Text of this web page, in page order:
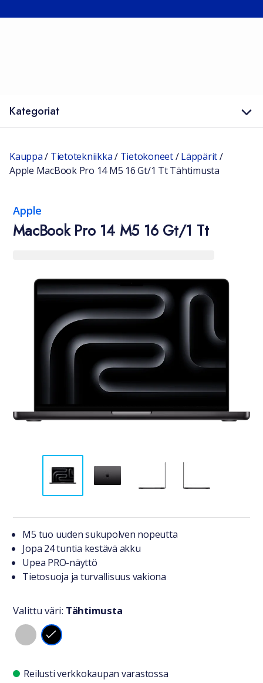
Kategoriat
Kauppa/ Tietotekniikka/ Tietokoneet/Läppärit/
Apple MacBook Pro 14 M5 16 Gt/1 Tt Tähtimusta
Apple
MacBook Pro 14 M5 16 Gt/1 Tt
Tuotteesta lyhyesti
M5 tuo uuden suku­polven nopeutta
Jopa 24 tuntia kestävä akku
Upea PRO-näyttö
Tietosuoja ja turvallisuus vakiona
Valitse väri
Valittu väri: Tähtimusta
Saatavuustiedot
Reilusti verkkokaupan varastossa